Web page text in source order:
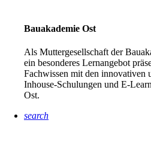
Bauakademie Ost
Als Muttergesellschaft der
ein besonderes Lernangebot
Fachwissen mit den innovativen
Inhouse-Schulungen und E-
Ost.
search